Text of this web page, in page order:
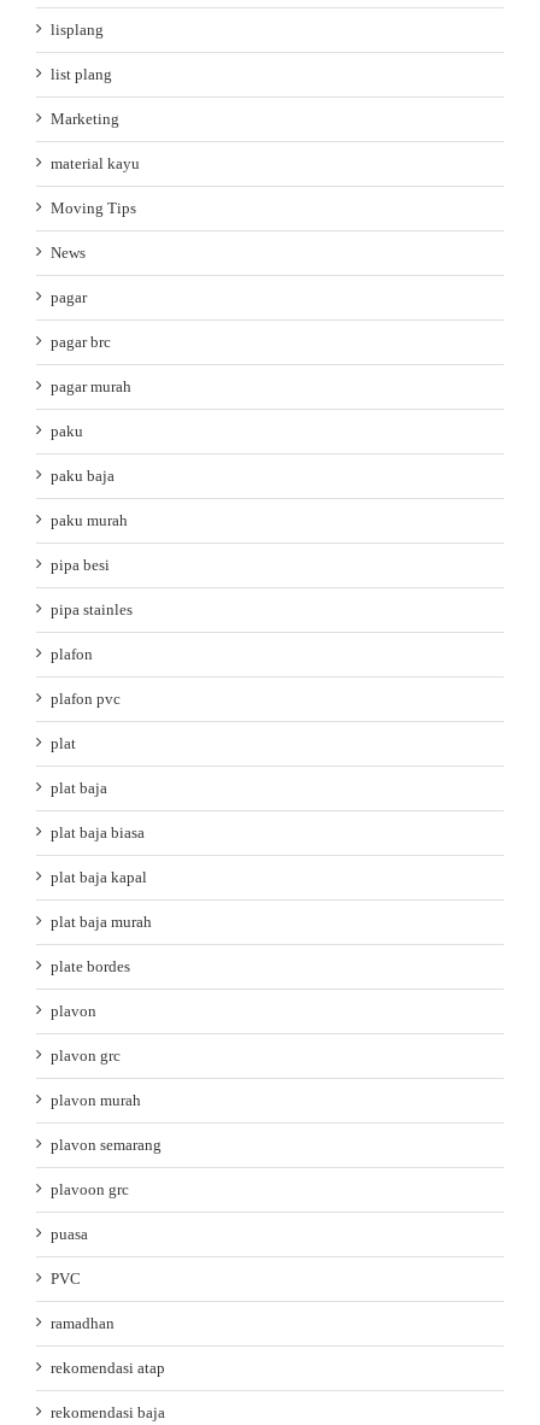
lisplang
list plang
Marketing
material kayu
Moving Tips
News
pagar
pagar brc
pagar murah
paku
paku baja
paku murah
pipa besi
pipa stainles
plafon
plafon pvc
plat
plat baja
plat baja biasa
plat baja kapal
plat baja murah
plate bordes
plavon
plavon grc
plavon murah
plavon semarang
plavoon grc
puasa
PVC
ramadhan
rekomendasi atap
rekomendasi baja